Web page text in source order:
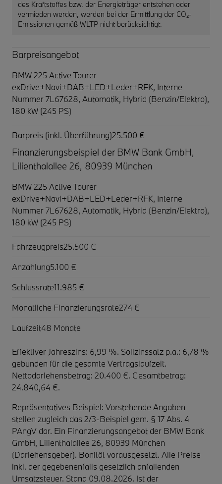
des Kraftstoffes bzw. der Energieträger entstehen oder
vermieden werden, werden bei der Ermittlung der CO₂-
Emissionen gemäß WLTP nicht berücksichtigt.
Barpreisangebot
BMW 225 Active Tourer
exDrive+Navi+DAB+LED+Leder+RFK, Interne
Nummer 7L67628, Automatik, Hybrid (Benzin/Elektro),
180 kW (245 PS)
Barpreis (inkl. Überführung)25.500 €
Finanzierungsbeispiel der BMW Bank GmbH,
Lilienthalallee 26, 80939 München
BMW 225 Active Tourer
exDrive+Navi+DAB+LED+Leder+RFK, Interne
Nummer 7L67628, Automatik, Hybrid (Benzin/Elektro),
180 kW (245 PS)
Fahrzeugpreis25.500 €
Anzahlung5.100 €
Schlussrate11.985 €
Monatliche Finanzierungsrate274 €
Laufzeit48 Monate
Effektiver Jahreszins: 6,99 %. Sollzinssatz p.a.: 6,78 %
gebunden für die gesamte Vertragslaufzeit.
Nettodarlehensbetrag: 20.400 €. Gesamtbetrag:
24.840,64 €.
Repräsentatives Beispiel: Vorstehende Angaben
stellen zugleich das 2/3-Beispiel gem. § 17 Abs. 4
PAngV dar. Ein Finanzierungsangebot der BMW Bank
GmbH, Lilienthalallee 26, 80939 München
(Darlehensgeber). Bonität vorausgesetzt. Alle Preise
inkl. der gegebenenfalls gesetzlich anfallenden
Umsatzsteuer. Stand 09.08.2026. Ist der